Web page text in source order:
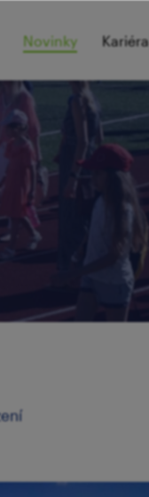
Novinky Kariéra